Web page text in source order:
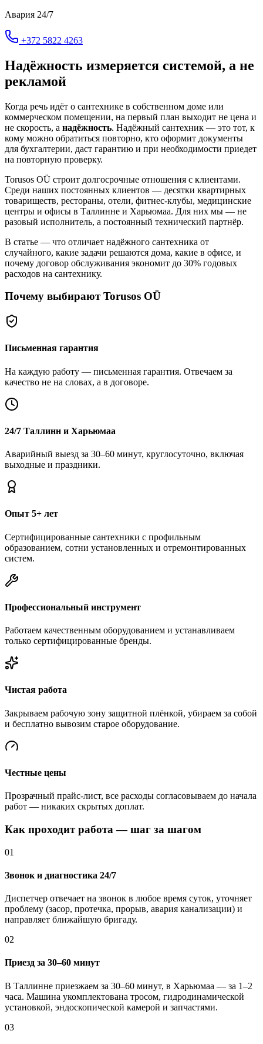
Авария 24/7
+372 5822 4263
Надёжность измеряется системой, а не
рекламой
Когда речь идёт о сантехнике в собственном доме или
коммерческом помещении, на первый план выходит не цена и
не скорость, а надёжность. Надёжный сантехник — это тот, к
кому можно обратиться повторно, кто оформит документы
для бухгалтерии, даст гарантию и при необходимости приедет
на повторную проверку.
Torusos OÜ строит долгосрочные отношения с клиентами.
Среди наших постоянных клиентов — десятки квартирных
товариществ, рестораны, отели, фитнес-клубы, медицинские
центры и офисы в Таллинне и Харьюмаа. Для них мы — не
разовый исполнитель, а постоянный технический партнёр.
В статье — что отличает надёжного сантехника от
случайного, какие задачи решаются дома, какие в офисе, и
почему договор обслуживания экономит до 30% годовых
расходов на сантехнику.
Почему выбирают Torusos OÜ
Письменная гарантия
На каждую работу — письменная гарантия. Отвечаем за
качество не на словах, а в договоре.
24/7 Таллинн и Харьюмаа
Аварийный выезд за 30–60 минут, круглосуточно, включая
выходные и праздники.
Опыт 5+ лет
Сертифицированные сантехники с профильным
образованием, сотни установленных и отремонтированных
систем.
Профессиональный инструмент
Работаем качественным оборудованием и устанавливаем
только сертифицированные бренды.
Чистая работа
Закрываем рабочую зону защитной плёнкой, убираем за собой
и бесплатно вывозим старое оборудование.
Честные цены
Прозрачный прайс-лист, все расходы согласовываем до начала
работ — никаких скрытых доплат.
Как проходит работа — шаг за шагом
01
Звонок и диагностика 24/7
Диспетчер отвечает на звонок в любое время суток, уточняет
проблему (засор, протечка, прорыв, авария канализации) и
направляет ближайшую бригаду.
02
Приезд за 30–60 минут
В Таллинне приезжаем за 30–60 минут, в Харьюмаа — за 1–2
часа. Машина укомплектована тросом, гидродинамической
установкой, эндоскопической камерой и запчастями.
03